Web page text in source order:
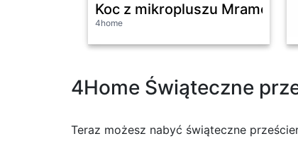
Koc z mikropluszu Mramor
4home
4Home Świąteczne
Teraz możesz nabyć świąteczne